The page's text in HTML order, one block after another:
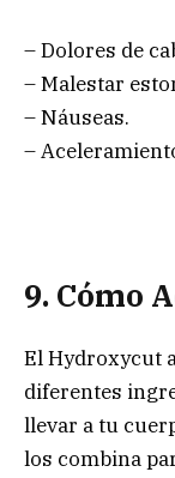
– Dolores de
– Malestar
– Náuseas.
–
9. Cómo
El Hydroxycut
diferentes
llevar a tu
los combina